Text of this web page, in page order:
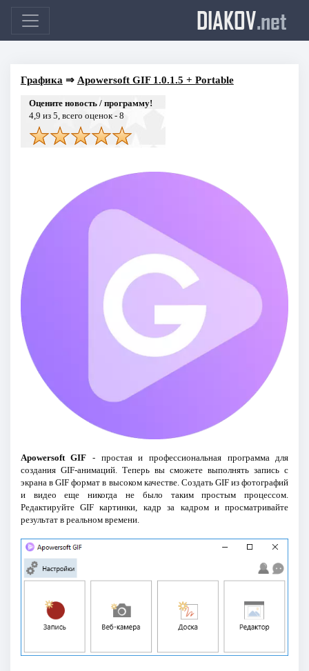
DIAKOV.net
Графика ⇒ Apowersoft GIF 1.0.1.5 + Portable
Оцените новость / программу!
4,9 из 5, всего оценок - 8
Apowersoft GIF - простая и профессиональная программа для
создания GIF-анимаций. Теперь вы сможете выполнять запись с
экрана в GIF формат в высоком качестве. Создать GIF из фотографий
и видео еще никогда не было таким простым процессом.
Редактируйте GIF картинки, кадр за кадром и просматривайте
результат в реальном времени.